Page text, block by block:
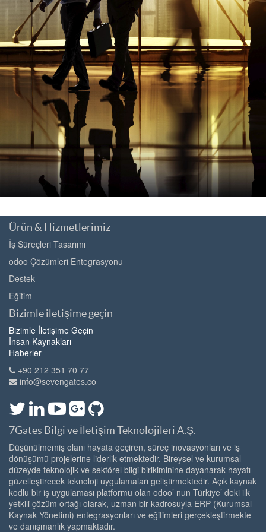
Ürün & Hizmetlerimiz
İş Süreçleri Tasarımı
odoo Çözümleri Entegrasyonu
Destek
Eğitim
Bizimle iletişime geçin
Bizimle İletişime Geçin
İnsan Kaynakları
Haberler
+90 212 351 70 77
info@sevengates.co
7Gates Bilgi ve İletişim Teknolojileri A.Ş.
Düşünülmemiş olanı hayata geçiren, süreç inovasyonları ve iş
dönüşümü projelerine liderlik etmektedir. Bireysel ve kurumsal
düzeyde teknolojik ve sektörel bilgi birikiminine dayanarak hayatı
güzelleştirecek teknoloji uygulamaları geliştirmektedir. Açık kaynak
kodlu bir iş uygulaması platformu olan odoo’ nun Türkiye’ deki ilk
yetkili çözüm ortağı olarak, uzman bir kadrosuyla ERP (Kurumsal
Kaynak Yönetimi) entegrasyonları ve eğitimleri gerçekleştirmekte
ve danışmanlık yapmaktadır.